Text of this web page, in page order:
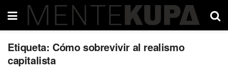
Etiqueta: Cómo sobrevivir al realismo
capitalista